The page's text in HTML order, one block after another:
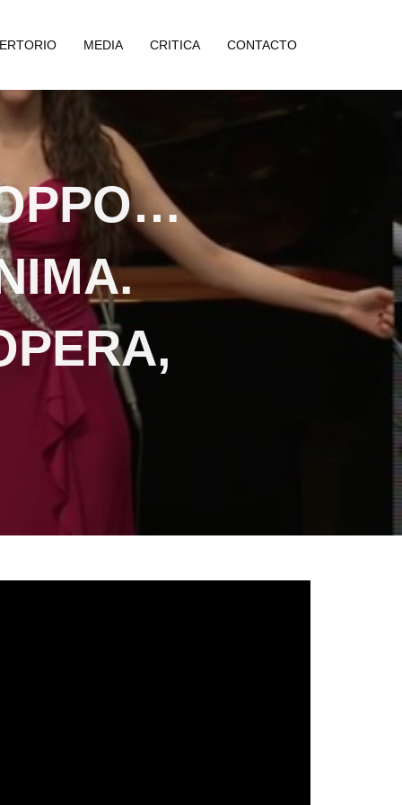
MEDIA CRITICA CONTACTO